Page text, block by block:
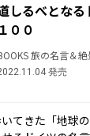
しるべとな
１００
旅の名言＆絶
発売
てきた「地球